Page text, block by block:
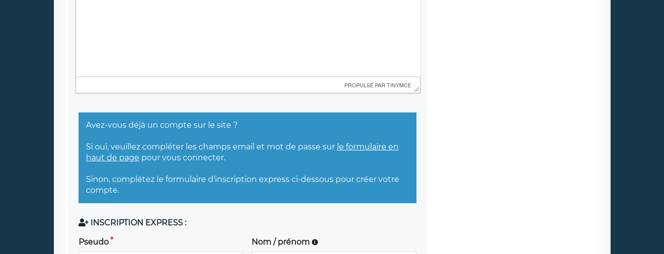
PROPULSÉ PAR TINYMCE
Avez-vous déjà un compte sur le site ?
Si oui, veuillez compléter les champs email et mot de passe sur le formulaire en
haut de page pour vous connecter.
Sinon, complétez le formulaire d'inscription express ci-dessous pour créer votre
compte.
INSCRIPTION EXPRESS :
Pseudo Nom / prénom